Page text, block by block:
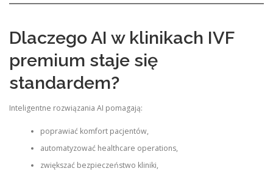
Dlaczego AI w klinikach IVF
premium staje się
standardem?
Inteligentne rozwiązania AI pomagają:
poprawiać komfort pacjentów,
automatyzować healthcare operations,
zwiększać bezpieczeństwo kliniki,